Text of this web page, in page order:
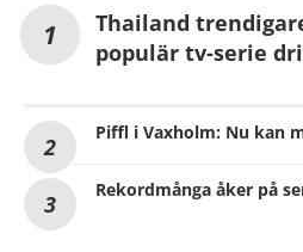
Thailand
populär tv-serie
Piffl i Vaxholm: Nu kan
Rekordmånga åker på